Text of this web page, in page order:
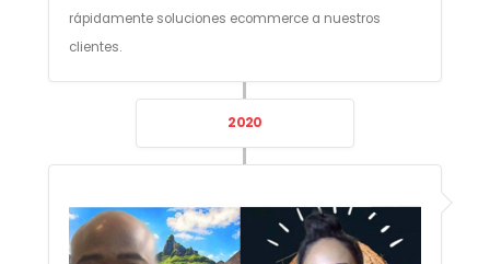
rápidamente soluciones ecommerce a nuestros
clientes.
2020